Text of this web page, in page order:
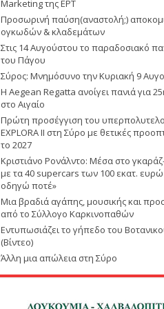
Marketing της ΕΡΤ
Προσωρινή παύση(αναστολή;)
ογκωδών & κλαδεμάτων
Στις 14 Αυγούστου το παραδοσιακό
του Πάγου
Σύρος: Μνημόσυνο την Κυριακή 9
Η Aegean Regatta ανοίγει πανιά για
στο Αιγαίο
Πρώτη προσέγγιση του
EXPLORA II στη Σύρο με θετικές
το 2027
Κριστιάνο Ρονάλντο: Μέσα στο
με τα 40 supercars των 100 εκατ.
οδηγώ ποτέ»
Μια βραδιά αγάπης, μουσικής και
από το Σύλλογο Καρκινοπαθών
Εντυπωσιάζει το γήπεδο του
(Βίντεο)
Άλλη μια απώλεια στη Σύρο